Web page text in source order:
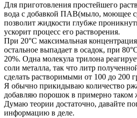
Для приготовления простейшего
вода с добавкой ПАВ(мыло, моющее
позволит жидкости глубже
ускорит процесс его растворения.
При 20°C максимальная
остальное выпадает в осадок, при
20%. Одна молекула трилона
соли металла, так что литр
сделать растворимыми от 100 до 200
Я обычно прикидываю количество
добавляю порошок в примерно таком
Думаю теории достаточно, давайте
информацию в деле.